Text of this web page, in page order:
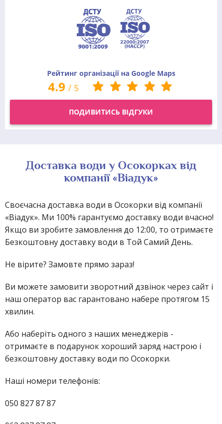
Рейтинг організації на Google Maps
4.9 / 5
ПОДИВИТИСЬ ВІДГУКИ
Доставка води у Осокорках від
компанії «Віадук»
Своєчасна доставка води в Осокорки від компанії
«Віадук». Ми 100% гарантуємо доставку води вчасно!
Якщо ви зробите замовлення до 12:00, то отримаєте
Безкоштовну доставку води в Той Самий День.
Не вірите? Замовте прямо зараз!
Ви можете замовити зворотний дзвінок через сайт і
наш оператор вас гарантовано набере протягом 15
хвилин.
Або наберіть одного з наших менеджерів -
отримаєте в подарунок хороший заряд настрою і
безкоштовну доставку води по Осокорки.
Наші номери телефонів:
050 827 87 87